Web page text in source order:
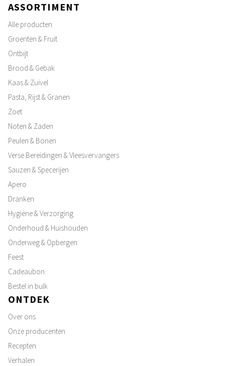
ASSORTIMENT
Alle producten
Groenten & Fruit
Ontbijt
Brood & Gebak
Kaas & Zuivel
Pasta, Rijst & Granen
Zoet
Noten & Zaden
Peulen & Bonen
Verse Bereidingen & Vleesvervangers
Sauzen & Specerijen
Apero
Dranken
Hygiëne & Verzorging
Onderhoud & Huishouden
Onderweg & Opbergen
Feest
Cadeaubon
Bestel in bulk
ONTDEK
Over ons
Onze producenten
Recepten
Verhalen